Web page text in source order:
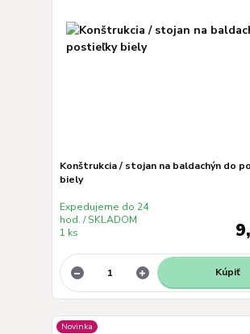
Konštrukcia / stojan na baldachýn do
biely
Expedujeme do 24
hod. / SKLADOM
1 ks
Kúpiť
Novinka